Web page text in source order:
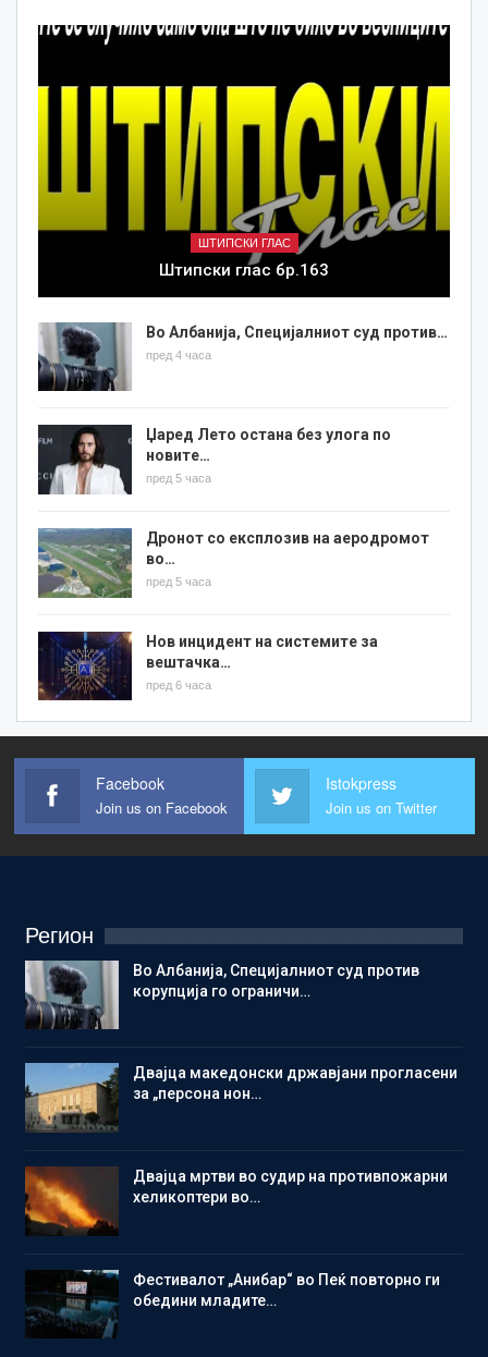
ШТИПСКИ ГЛАС
Штипски глас бр.163
Во Албанија, Специјалниот суд против…
пред 4 часа
Џаред Лето остана без улога по
новите…
пред 5 часа
Дронот со експлозив на аеродромот
во…
пред 5 часа
Нов инцидент на системите за
вештачка…
пред 6 часа
Facebook
Join us on Facebook
Istokpress
Join us on Twitter
Регион
Во Албанија, Специјалниот суд против
корупција го ограничи…
Двајца македонски државјани прогласени
за „персона нон…
Двајца мртви во судир на противпожарни
хеликоптери во…
Фестивалот „Анибар“ во Пеќ повторно ги
обедини младите…